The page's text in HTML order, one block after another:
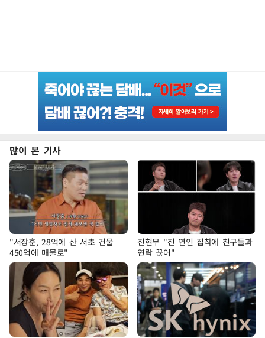
많이 본 기사
"서장훈, 28억에 산 서초 건물
450억에 매물로"
전현무 "전 연인 집착에 친구들과
연락 끊어"